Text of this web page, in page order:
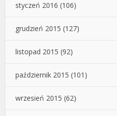
styczeń 2016 (106)
grudzień 2015 (127)
listopad 2015 (92)
październik 2015 (101)
wrzesień 2015 (62)